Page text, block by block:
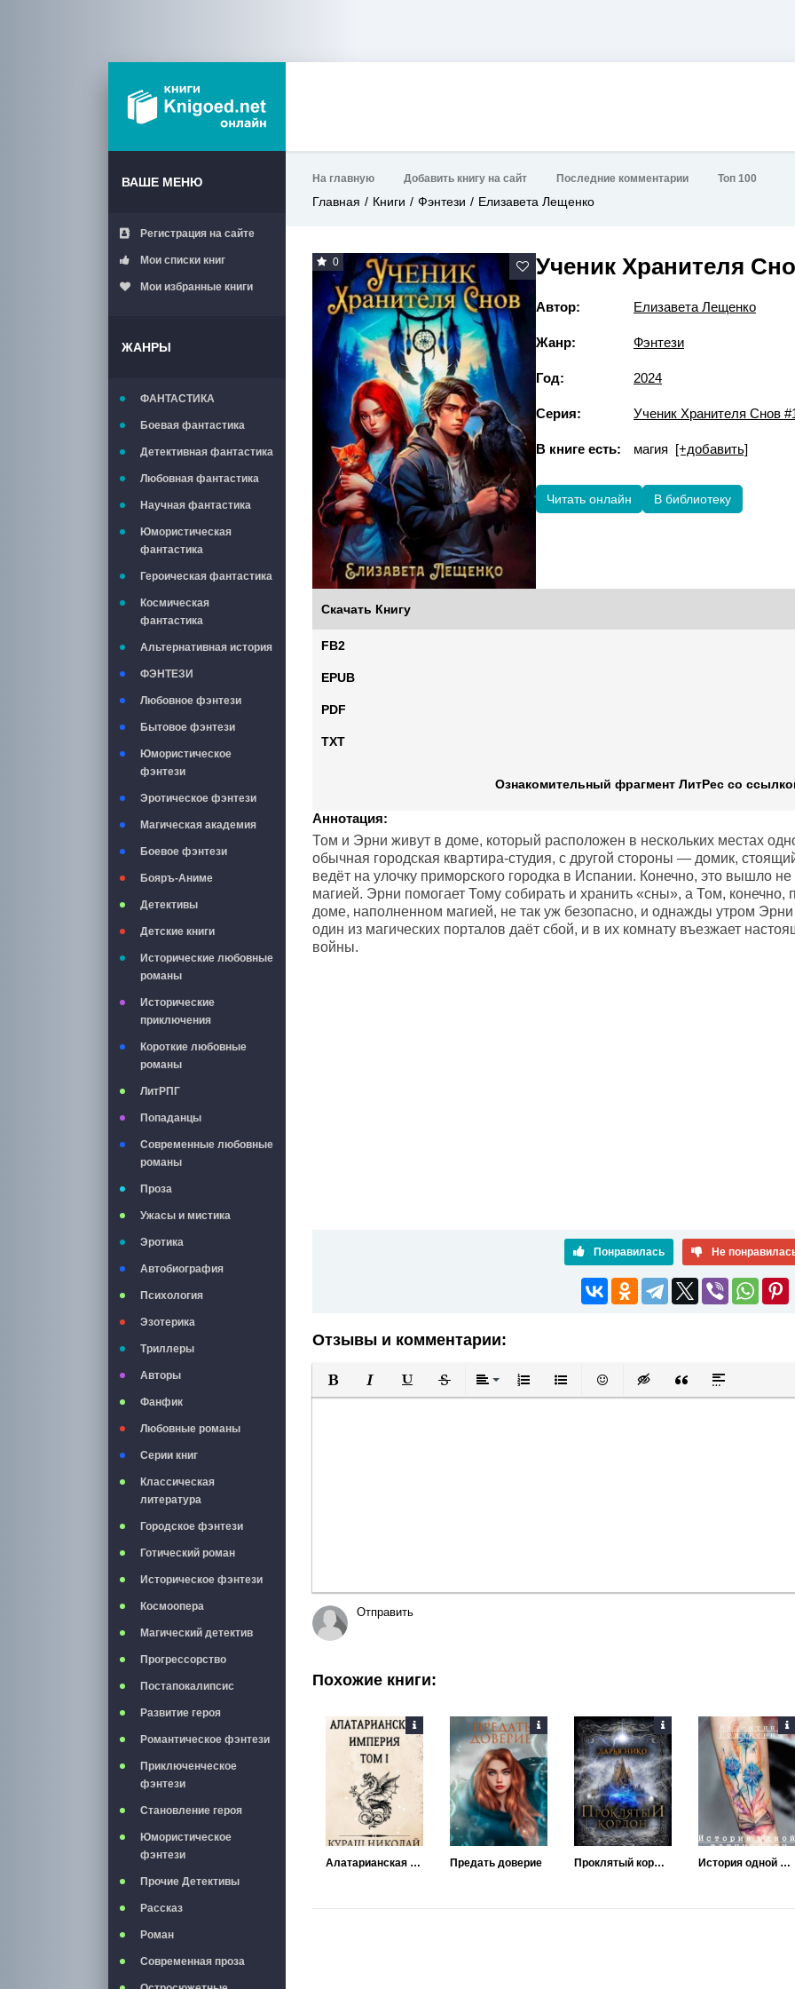
ВАШЕ МЕНЮ
Регистрация на сайте
Мои списки книг
Мои избранные книги
ЖАНРЫ
ФАНТАСТИКА
Боевая фантастика
Детективная фантастика
Любовная фантастика
Научная фантастика
Юмористическая
фантастика
Героическая фантастика
Космическая
фантастика
Альтернативная история
ФЭНТЕЗИ
Любовное фэнтези
Бытовое фэнтези
Юмористическое
фэнтези
Эротическое фэнтези
Магическая академия
Боевое фэнтези
Бояръ-Аниме
Детективы
Детские книги
Исторические любовные
романы
Исторические
приключения
Короткие любовные
романы
ЛитРПГ
Попаданцы
Современные любовные
романы
Проза
Ужасы и мистика
Эротика
Автобиография
Психология
Эзотерика
Триллеры
Авторы
Фанфик
Любовные романы
Серии книг
Классическая
литература
Городское фэнтези
Готический роман
Историческое фэнтези
Космоопера
Магический детектив
Прогрессорство
Постапокалипсис
Развитие героя
Романтическое фэнтези
Приключенческое
фэнтези
Становление героя
Юмористическое
фэнтези
Прочие Детективы
Рассказ
Роман
Современная проза
На главную Добавить книгу на сайт Последние комментарии Топ 100
Главная Книги Фэнтези Елизавета Лещенко
0 Ученик Хранителя
Автор: Елизавета Лещенко
Жанр: Фэнтези
Год: 2024
Серия: Ученик Хранителя Снов
В книге есть: магия [+добавить]
Читать онлайн В библиотеку
Скачать Книгу
FB2
EPUB
PDF
TXT
Ознакомительный фрагмент ЛитРес со
Аннотация:
Том и Эрни живут в доме, который расположен в нескольких местах
обычная городская квартира-студия, с другой стороны — домик,
ведёт на улочку приморского городка в Испании. Конечно, это вышло
магией. Эрни помогает Тому собирать и хранить «сны», а Том, конечно,
доме, наполненном магией, не так уж безопасно, и однажды утром
один из магических порталов даёт сбой, и в их комнату въезжает
войны.
Понравилась Не
Отзывы и комментарии:
Полужирный
КурсивПодчеркнутый
ЗачеркнутыйВыравнивание
Нумерованный список
Маркированный список
Вставить смайлик
Вставка скрытого текста
Вставка цитаты
Вставка
Отправить
Похожие книги:
Алатарианская Империя Предать доверие Проклятый кордон История одной татуировки